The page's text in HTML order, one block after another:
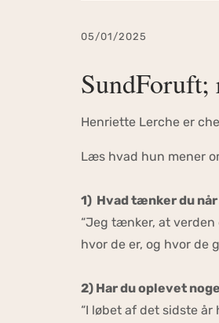
05/01/2025
SundForuft;
Henriette Lerche er
Læs hvad hun mener
1) Hvad tænker du
“Jeg tænker, at
hvor de er, og hvor de
2) Har du oplevet
“I løbet af det sidste